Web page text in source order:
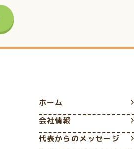
ホーム
会社情報
代表からのメッセージ